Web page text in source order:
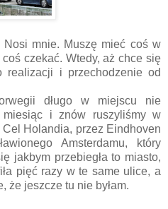
mnie. Muszę mieć coś w
czekać. Wtedy, aż chce się
realizacji i przechodzenie od
długo w miejscu nie
miesiąc i znów ruszyliśmy w
Holandia, przez Eindhoven
Amsterdamu, który
jakbym przebiegła to miasto,
pięć razy w te same ulice, a
że jeszcze tu nie byłam.